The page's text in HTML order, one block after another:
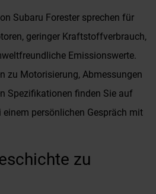
Subaru Forester sprechen für
geringer Kraftstoffverbrauch,
Emissionswerte.
zu Motorisierung, Abmessungen
Spezifikationen finden Sie auf
einem persönlichen Gespräch mit
zu